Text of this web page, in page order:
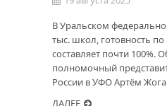
В Уральском
тыс. школ, готовность
составляет почти 100%.
полномочный
России в УФО Артём
ДАЛЕЕ